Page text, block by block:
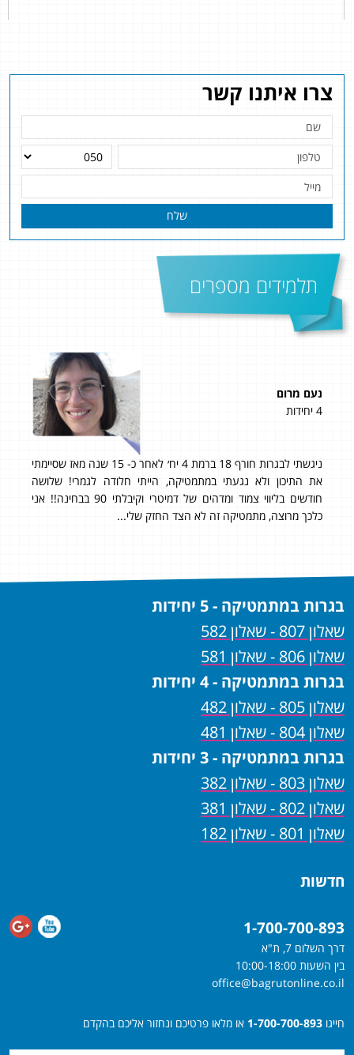
צרו איתנו קשר
שלח
תלמידים מספרים
נעם מרום
4 יחידות
ניגשתי לבגרות חורף 18 ברמת 4 יח׳ לאחר כ- 15 שנה מאז שסיימתי
את התיכון ולא נגעתי במתמטיקה, הייתי חלודה לגמרי! שלושה
חודשים בליווי צמוד ומדהים של דמיטרי וקיבלתי 90 בבחינה!! אני
כלכך מרוצה, מתמטיקה זה לא הצד החזק שלי...
בגרות במתמטיקה - 5 יחידות
שאלון 807 - שאלון 582
שאלון 806 - שאלון 581
בגרות במתמטיקה - 4 יחידות
שאלון 805 - שאלון 482
שאלון 804 - שאלון 481
בגרות במתמטיקה - 3 יחידות
שאלון 803 - שאלון 382
שאלון 802 - שאלון 381
שאלון 801 - שאלון 182
חדשות
1-700-700-893
דרך השלום 7, ת"א
בין השעות 10:00-18:00
office@bagrutonline.co.il
חייגו 1-700-700-893 או מלאו פרטיכם ונחזור אליכם בהקדם